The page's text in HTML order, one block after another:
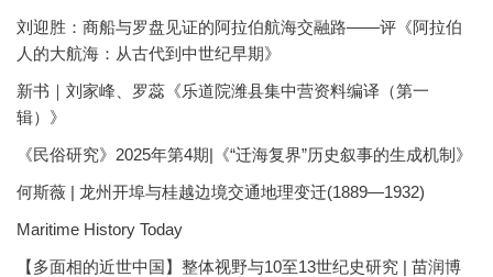
刘迎胜：商船与罗盘见证的阿拉伯航海交融路——评《阿拉伯
人的大航海：从古代到中世纪早期》
新书｜刘家峰、罗蕊《乐道院潍县集中营资料编译（第一
辑）》
《民俗研究》2025年第4期|《“迁海复界”历史叙事的生成机制》
何斯薇 | 龙州开埠与桂越边境交通地理变迁(1889—1932)
Maritime History Today
【多面相的近世中国】整体视野与10至13世纪史研究 | 苗润博